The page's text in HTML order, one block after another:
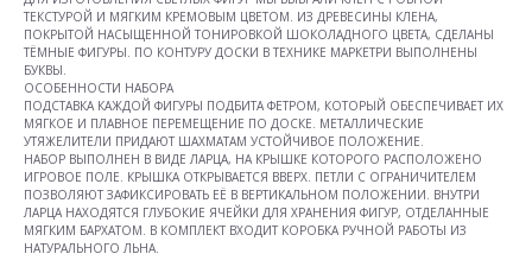
ТЕКСТУРОЙ И МЯГКИМ КРЕМОВЫМ ЦВЕТОМ. ИЗ ДРЕВЕСИНЫ КЛЕНА,
ПОКРЫТОЙ НАСЫЩЕННОЙ ТОНИРОВКОЙ ШОКОЛАДНОГО ЦВЕТА, СДЕЛАНЫ
ТЁМНЫЕ ФИГУРЫ. ПО КОНТУРУ ДОСКИ В ТЕХНИКЕ МАРКЕТРИ ВЫПОЛНЕНЫ
БУКВЫ.
ОСОБЕННОСТИ НАБОРА
ПОДСТАВКА КАЖДОЙ ФИГУРЫ ПОДБИТА ФЕТРОМ, КОТОРЫЙ ОБЕСПЕЧИВАЕТ ИХ
МЯГКОЕ И ПЛАВНОЕ ПЕРЕМЕЩЕНИЕ ПО ДОСКЕ. МЕТАЛЛИЧЕСКИЕ
УТЯЖЕЛИТЕЛИ ПРИДАЮТ ШАХМАТАМ УСТОЙЧИВОЕ ПОЛОЖЕНИЕ.
НАБОР ВЫПОЛНЕН В ВИДЕ ЛАРЦА, НА КРЫШКЕ КОТОРОГО РАСПОЛОЖЕНО
ИГРОВОЕ ПОЛЕ. КРЫШКА ОТКРЫВАЕТСЯ ВВЕРХ. ПЕТЛИ С ОГРАНИЧИТЕЛЕМ
ПОЗВОЛЯЮТ ЗАФИКСИРОВАТЬ ЕЁ В ВЕРТИКАЛЬНОМ ПОЛОЖЕНИИ. ВНУТРИ
ЛАРЦА НАХОДЯТСЯ ГЛУБОКИЕ ЯЧЕЙКИ ДЛЯ ХРАНЕНИЯ ФИГУР, ОТДЕЛАННЫЕ
МЯГКИМ БАРХАТОМ. В КОМПЛЕКТ ВХОДИТ КОРОБКА РУЧНОЙ РАБОТЫ ИЗ
НАТУРАЛЬНОГО ЛЬНА.